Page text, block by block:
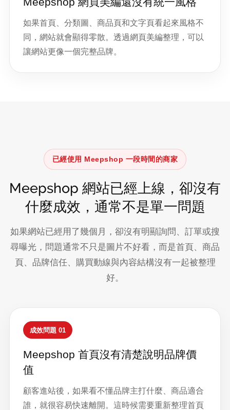
如果首頁、分類圖、商品頁和文字頁看起來風格不
同，網站就會顯得零散。透過網頁美編整理，可以
讓網站更像一個完整品牌。
已經使用 Meepshop 一段時間的商家
Meepshop 網站已經上線，卻沒有
什麼成效，通常不是單一問題
如果網站已經用了幾個月，卻沒有明顯詢問、訂單或搜
尋曝光，問題通常不只是圖片不好看，而是首頁、商品
頁、品牌信任、購買動線與內容結構沒有一起被整理
好。
成效問題 01
Meepshop 首頁沒有清楚說明品牌價
值
顧客進站後，如果看不懂品牌主打什麼、商品適合
誰，就很容易快速離開。這時候需要重新整理首頁